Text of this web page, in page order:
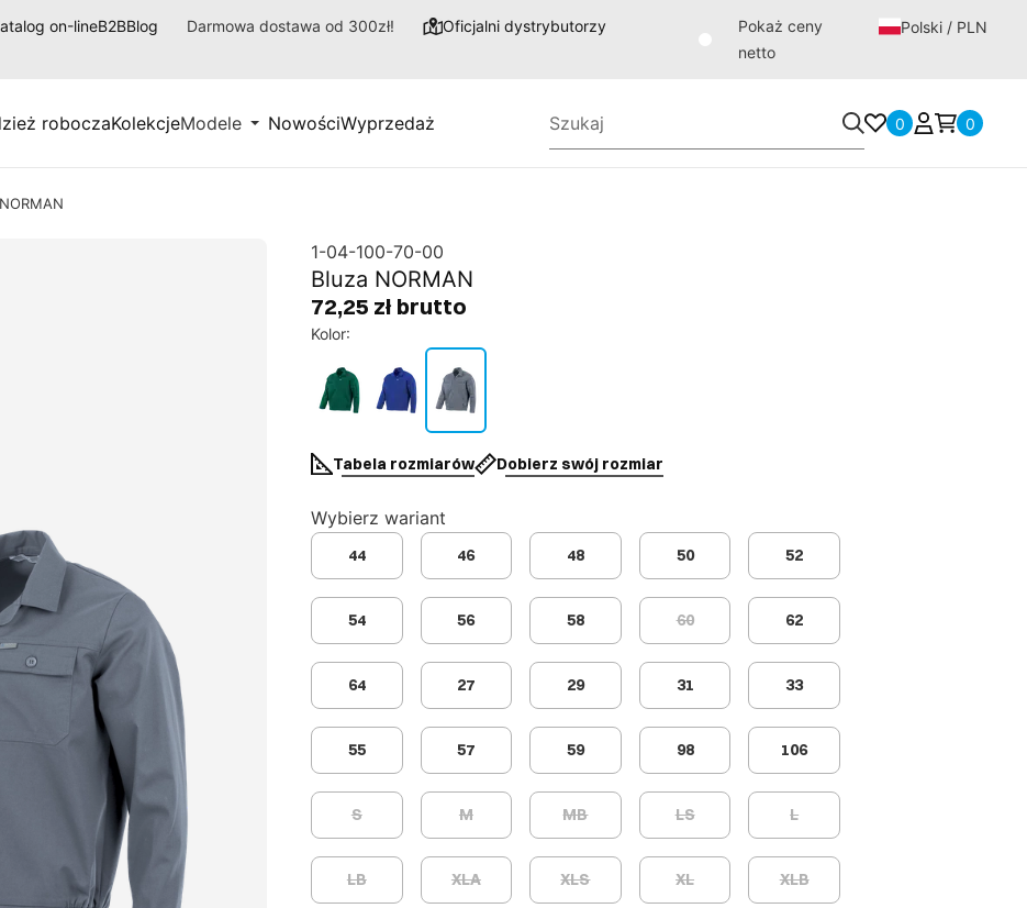
on-lineB2BBlog Darmowa dostawa od 300zł! Oficjalni dystrybutorzy
Pokaż ceny
netto
Polski / PLN
roboczaKolekcjeModele NowościWyprzedaż 0 0
1-04-100-70-00
Bluza NORMAN
72,25 zł brutto
Kolor:
Tabela rozmiarów Dobierz swój rozmiar
Wybierz wariant
44 46 48 50 52
54 56 58 60 62
64 27 29 31 33
55 57 59 98 106
S M MB LS L
LB XLA XLS XL XLB